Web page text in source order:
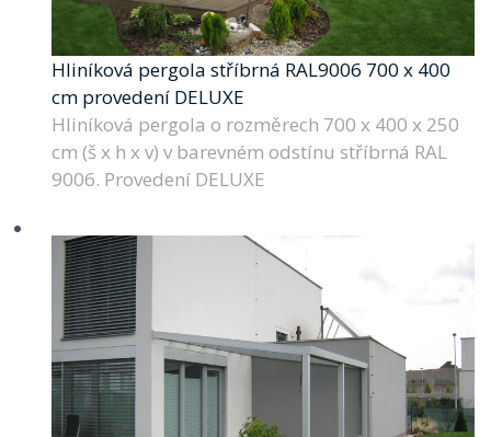
Hliníková pergola stříbrná RAL9006 700 x 400
cm provedení DELUXE
Hliníková pergola o rozměrech 700 x 400 x 250
cm (š x h x v) v barevném odstínu stříbrná RAL
9006. Provedení DELUXE